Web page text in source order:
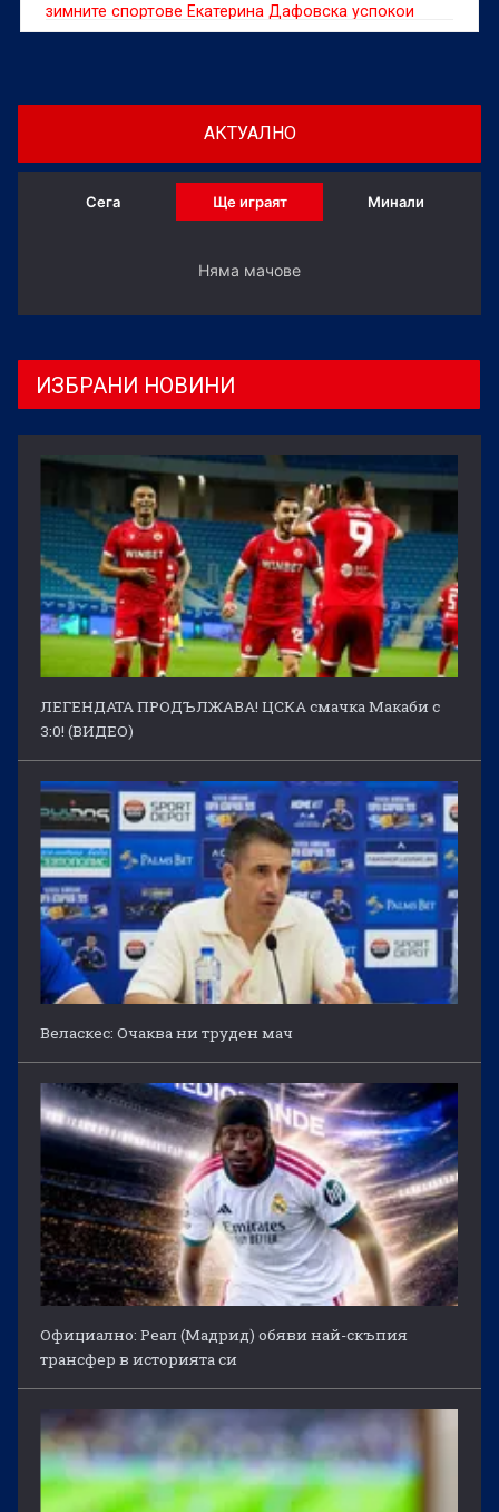
зимните спортове Екатерина Дафовска успокои
фенове и приятели след претърпяната катастрофа.
АКТУАЛНО
Сега Ще играят Минали
Няма мачове
ИЗБРАНИ НОВИНИ
ЛЕГЕНДАТА ПРОДЪЛЖАВА! ЦСКА смачка Макаби с
3:0! (ВИДЕО)
Веласкес: Очаква ни труден мач
Официално: Реал (Мадрид) обяви най-скъпия
трансфер в историята си